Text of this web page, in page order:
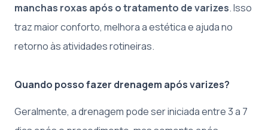
manchas roxas após o tratamento de varizes. Isso
traz maior conforto, melhora a estética e ajuda no
retorno às atividades rotineiras.
Quando posso fazer drenagem após varizes?
Geralmente, a drenagem pode ser iniciada entre 3 a 7